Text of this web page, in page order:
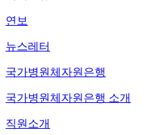
연보
뉴스레터
국가병원체자원은행
국가병원체자원은행 소개
직원소개